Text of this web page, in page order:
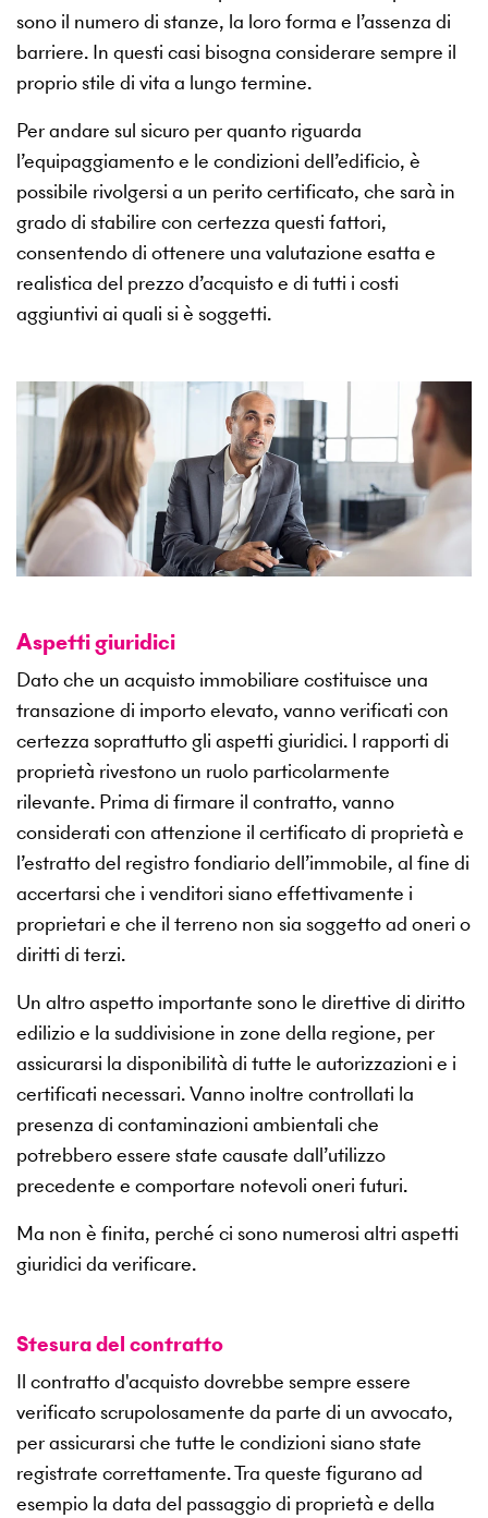
sono il numero di stanze, la loro forma e l’assenza di
barriere. In questi casi bisogna considerare sempre il
proprio stile di vita a lungo termine.
Per andare sul sicuro per quanto riguarda
l’equipaggiamento e le condizioni dell’edificio, è
possibile rivolgersi a un perito certificato, che sarà in
grado di stabilire con certezza questi fattori,
consentendo di ottenere una valutazione esatta e
realistica del prezzo d’acquisto e di tutti i costi
aggiuntivi ai quali si è soggetti.
Aspetti giuridici
Dato che un acquisto immobiliare costituisce una
transazione di importo elevato, vanno verificati con
certezza soprattutto gli aspetti giuridici. I rapporti di
proprietà rivestono un ruolo particolarmente
rilevante. Prima di firmare il contratto, vanno
considerati con attenzione il certificato di proprietà e
l’estratto del registro fondiario dell’immobile, al fine di
accertarsi che i venditori siano effettivamente i
proprietari e che il terreno non sia soggetto ad oneri o
diritti di terzi.
Un altro aspetto importante sono le direttive di diritto
edilizio e la suddivisione in zone della regione, per
assicurarsi la disponibilità di tutte le autorizzazioni e i
certificati necessari. Vanno inoltre controllati la
presenza di contaminazioni ambientali che
potrebbero essere state causate dall’utilizzo
precedente e comportare notevoli oneri futuri.
Ma non è finita, perché ci sono numerosi altri aspetti
giuridici da verificare.
Stesura del contratto
Il contratto d'acquisto dovrebbe sempre essere
verificato scrupolosamente da parte di un avvocato,
per assicurarsi che tutte le condizioni siano state
registrate correttamente. Tra queste figurano ad
esempio la data del passaggio di proprietà e della